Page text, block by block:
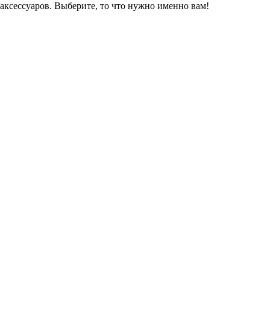
Выберите, то что нужно именно вам!